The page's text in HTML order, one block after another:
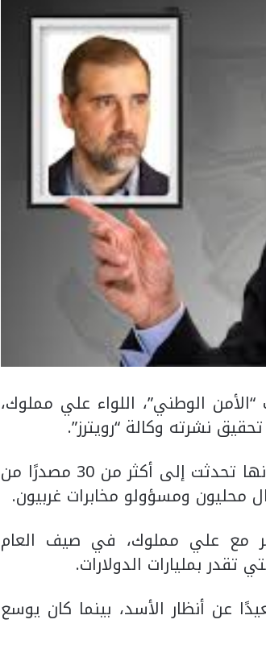
الوطني”، اللواء علي مملوك،
نشرته وكالة “رويترز”.
وذكرت الوكالة، في تحقيق نشر الجمعة 14 من آب، أنها تحدثت إلى أكثر من 30 مصدرًا من
محليون ومسؤولو مخابرات غربيون.
مع علي مملوك، في صيف العام
بمليارات الدولارات.
عن أنظار الأسد، بينما كان يوسع